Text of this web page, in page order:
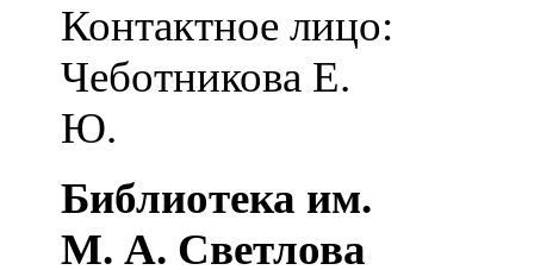
Контактное лицо:
Чеботникова Е.
Ю.
Библиотека им.
М. А. Светлова